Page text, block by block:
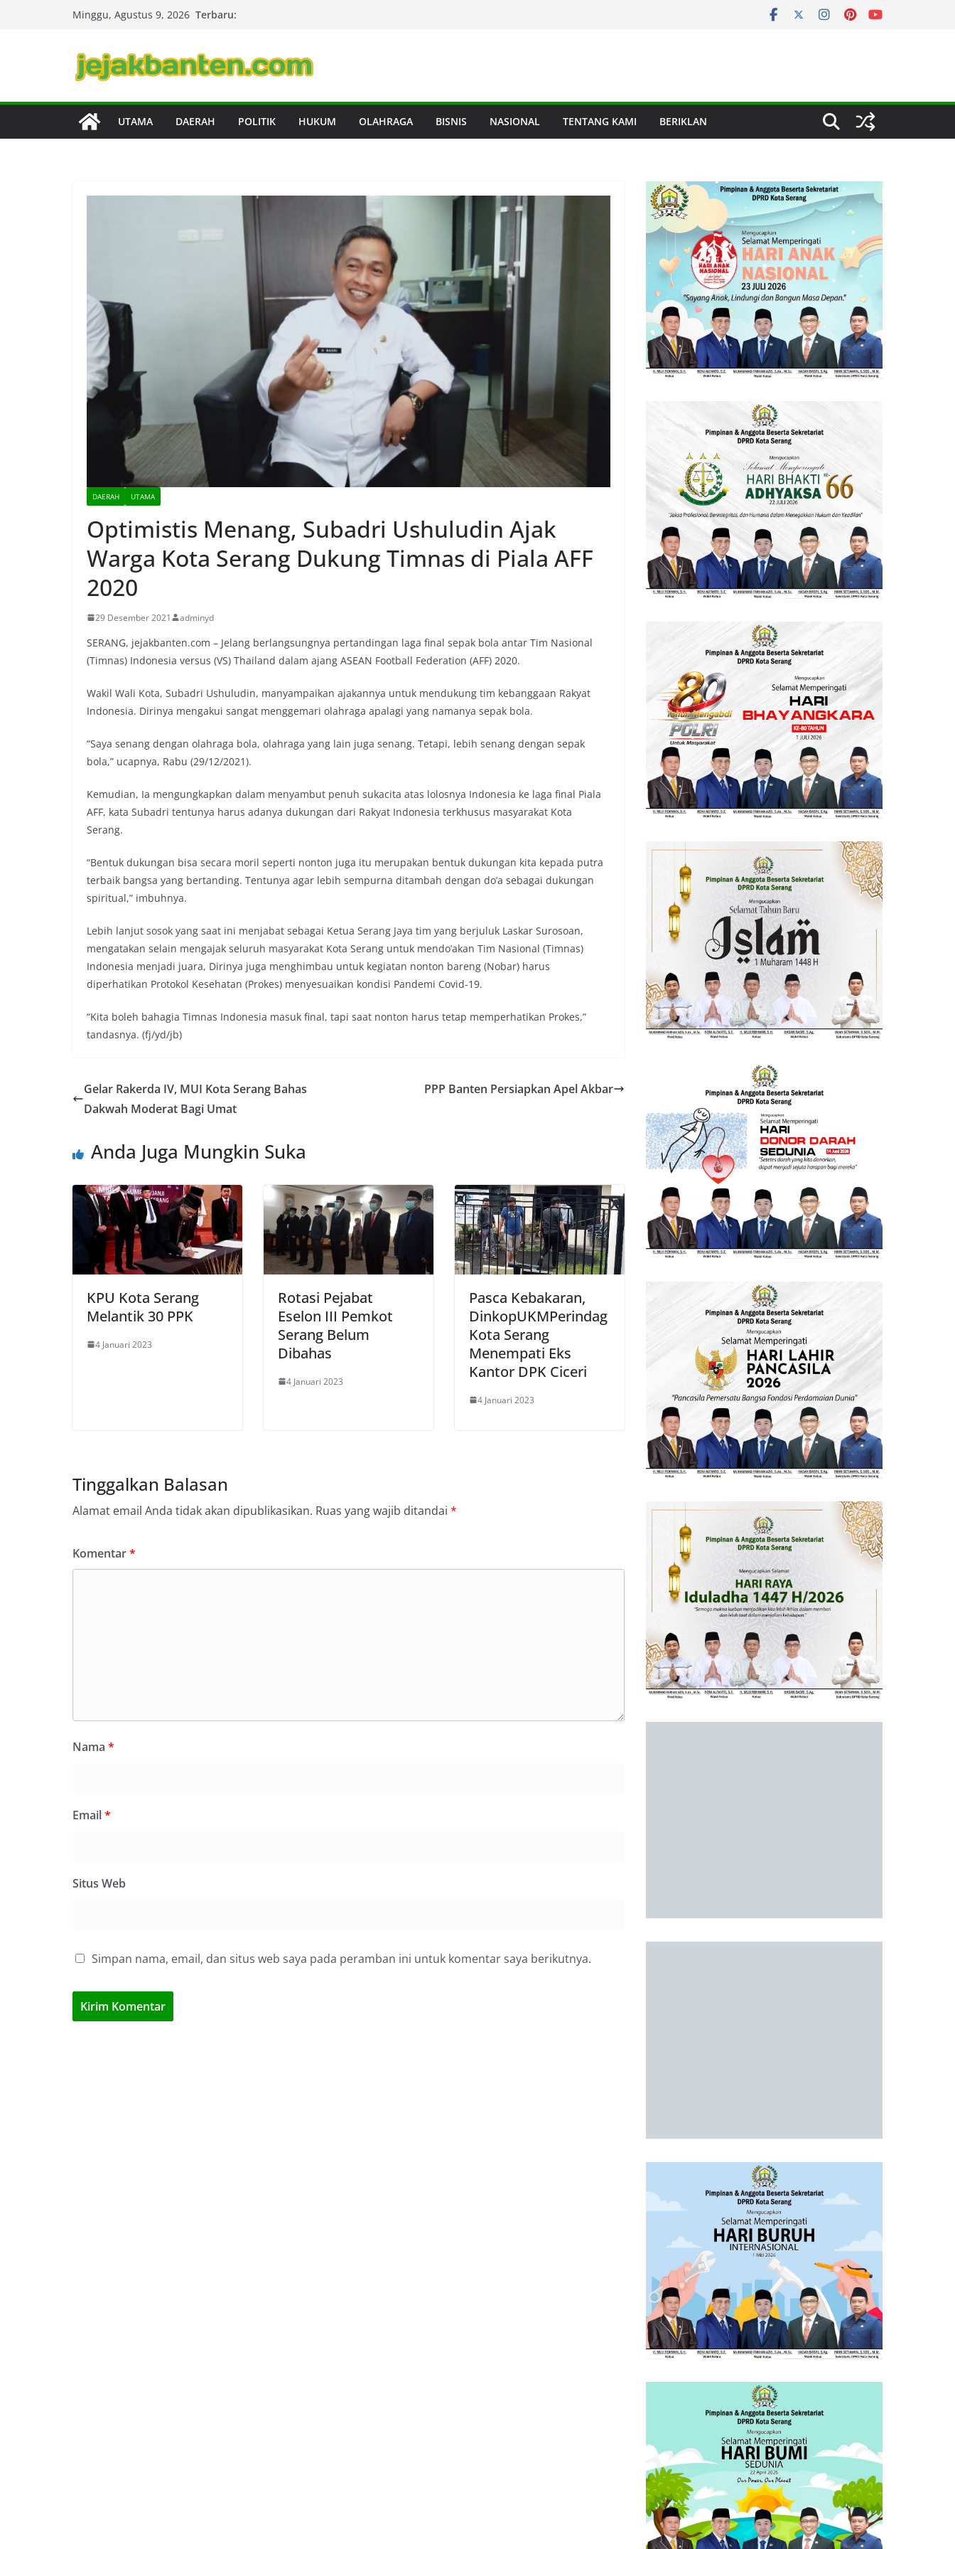
Minggu, Agustus 9, 2026 Terbaru:
UTAMA DAERAH POLITIK HUKUM OLAHRAGA BISNIS NASIONAL TENTANG KAMI BERIKLAN
DAERAH UTAMA
Optimistis Menang, Subadri Ushuludin Ajak
Warga Kota Serang Dukung Timnas di Piala AFF
2020
29 Desember 2021 adminyd
SERANG, jejakbanten.com – Jelang berlangsungnya pertandingan laga final sepak bola antar Tim Nasional
(Timnas) Indonesia versus (VS) Thailand dalam ajang ASEAN Football Federation (AFF) 2020.
Wakil Wali Kota, Subadri Ushuludin, manyampaikan ajakannya untuk mendukung tim kebanggaan Rakyat
Indonesia. Dirinya mengakui sangat menggemari olahraga apalagi yang namanya sepak bola.
“Saya senang dengan olahraga bola, olahraga yang lain juga senang. Tetapi, lebih senang dengan sepak
bola,” ucapnya, Rabu (29/12/2021).
Kemudian, Ia mengungkapkan dalam menyambut penuh sukacita atas lolosnya Indonesia ke laga final Piala
AFF, kata Subadri tentunya harus adanya dukungan dari Rakyat Indonesia terkhusus masyarakat Kota
Serang.
“Bentuk dukungan bisa secara moril seperti nonton juga itu merupakan bentuk dukungan kita kepada putra
terbaik bangsa yang bertanding. Tentunya agar lebih sempurna ditambah dengan do’a sebagai dukungan
spiritual,” imbuhnya.
Lebih lanjut sosok yang saat ini menjabat sebagai Ketua Serang Jaya tim yang berjuluk Laskar Surosoan,
mengatakan selain mengajak seluruh masyarakat Kota Serang untuk mendo’akan Tim Nasional (Timnas)
Indonesia menjadi juara, Dirinya juga menghimbau untuk kegiatan nonton bareng (Nobar) harus
diperhatikan Protokol Kesehatan (Prokes) menyesuaikan kondisi Pandemi Covid-19.
“Kita boleh bahagia Timnas Indonesia masuk final, tapi saat nonton harus tetap memperhatikan Prokes,”
tandasnya. (fj/yd/jb)
Gelar Rakerda IV, MUI Kota Serang Bahas
Dakwah Moderat Bagi Umat
PPP Banten Persiapkan Apel Akbar
Anda Juga Mungkin Suka
KPU Kota Serang
Melantik 30 PPK
4 Januari 2023
Rotasi Pejabat
Eselon III Pemkot
Serang Belum
Dibahas
4 Januari 2023
Pasca Kebakaran,
DinkopUKMPerindag
Kota Serang
Menempati Eks
Kantor DPK Ciceri
4 Januari 2023
Tinggalkan Balasan
Alamat email Anda tidak akan dipublikasikan. Ruas yang wajib ditandai *
Komentar*
Nama *
Email*
Situs Web
Simpan nama, email, dan situs web saya pada peramban ini untuk komentar saya berikutnya.